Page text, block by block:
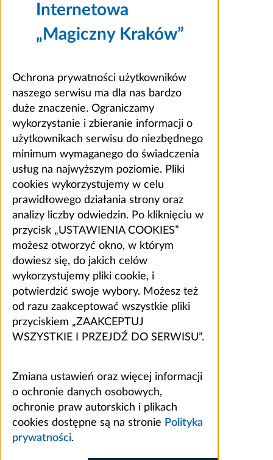
Internetowa
„Magiczny Kraków”
Ochrona prywatności użytkowników
naszego serwisu ma dla nas bardzo
duże znaczenie. Ograniczamy
wykorzystanie i zbieranie informacji o
użytkownikach serwisu do niezbędnego
minimum wymaganego do świadczenia
usług na najwyższym poziomie. Pliki
cookies wykorzystujemy w celu
prawidłowego działania strony oraz
analizy liczby odwiedzin. Po kliknięciu w
przycisk „USTAWIENIA COOKIES”
możesz otworzyć okno, w którym
dowiesz się, do jakich celów
wykorzystujemy pliki cookie, i
potwierdzić swoje wybory. Możesz też
od razu zaakceptować wszystkie pliki
przyciskiem „ZAAKCEPTUJ
WSZYSTKIE I PRZEJDŹ DO SERWISU”.
Zmiana ustawień oraz więcej informacji
o ochronie danych osobowych,
ochronie praw autorskich i plikach
cookies dostępne są na stronie Polityka
prywatności.